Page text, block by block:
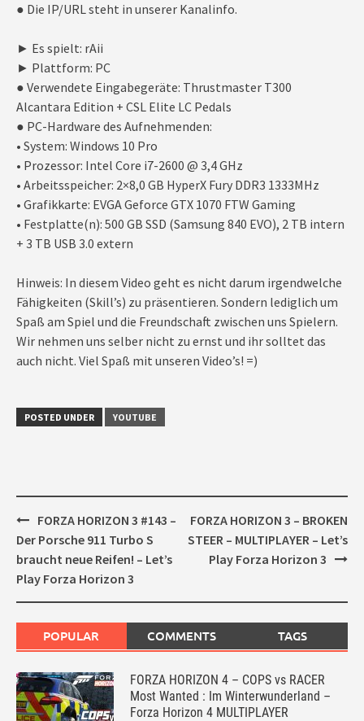
● Die IP/URL steht in unserer Kanalinfo.
► Es spielt: rAii
► Plattform: PC
● Verwendete Eingabegeräte: Thrustmaster T300
Alcantara Edition + CSL Elite LC Pedals
● PC-Hardware des Aufnehmenden:
• System: Windows 10 Pro
• Prozessor: Intel Core i7-2600 @ 3,4 GHz
• Arbeitsspeicher: 2×8,0 GB HyperX Fury DDR3 1333MHz
• Grafikkarte: EVGA Geforce GTX 1070 FTW Gaming
• Festplatte(n): 500 GB SSD (Samsung 840 EVO), 2 TB intern
+ 3 TB USB 3.0 extern
Hinweis: In diesem Video geht es nicht darum irgendwelche
Fähigkeiten (Skill’s) zu präsentieren. Sondern lediglich um
Spaß am Spiel und die Freundschaft zwischen uns Spielern.
Wir nehmen uns selber nicht zu ernst und ihr solltet das
auch nicht. Viel Spaß mit unseren Video’s! =)
POSTED UNDER YOUTUBE
Post
navigation
FORZA HORIZON 3 #143 –
Der Porsche 911 Turbo S
braucht neue Reifen! – Let’s
Play Forza Horizon 3
FORZA HORIZON 3 – BROKEN
STEER – MULTIPLAYER – Let’s
Play Forza Horizon 3
POPULAR COMMENTS TAGS
FORZA HORIZON 4 – COPS vs RACER
Most Wanted : Im Winterwunderland –
Forza Horizon 4 MULTIPLAYER